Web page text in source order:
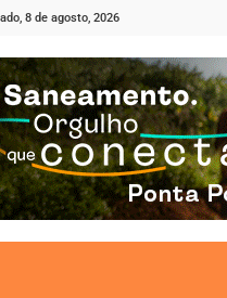
8 de agosto, 2026